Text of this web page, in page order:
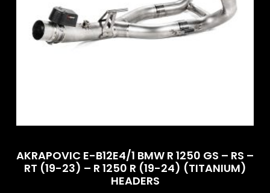
AKRAPOVIC E-B12E4/1 BMW R 1250 GS – RS –
RT (19-23) – R 1250 R (19-24) (TITANIUM)
HEADERS